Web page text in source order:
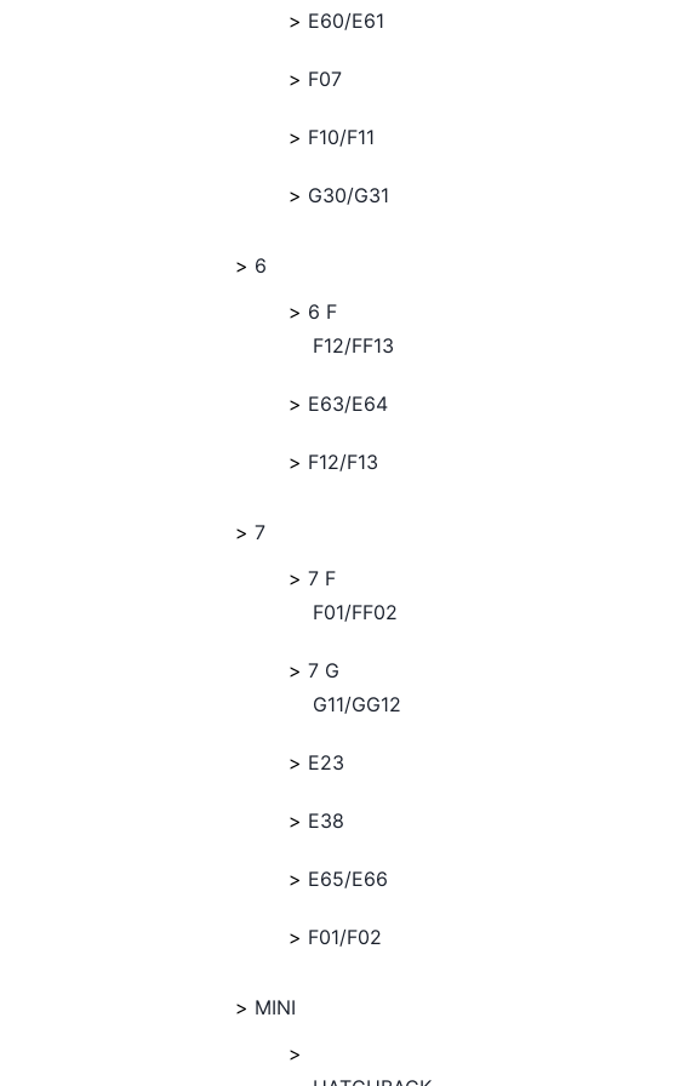
E60/E61
F07
F10/F11
G30/G31
6
6 F
F12/FF13
E63/E64
F12/F13
7
7 F
F01/FF02
7 G
G11/GG12
E23
E38
E65/E66
F01/F02
MINI